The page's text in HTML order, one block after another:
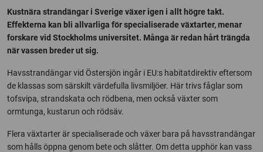
Kustnära strandängar i Sverige växer igen i allt högre takt.
Effekterna kan bli allvarliga för specialiserade växtarter, menar
forskare vid Stockholms universitet. Många är redan hårt trängda
när vassen breder ut sig.
Havsstrandängar vid Östersjön ingår i EU:s habitatdirektiv eftersom
de klassas som särskilt värdefulla livsmiljöer. Här trivs fåglar som
tofsvipa, strandskata och rödbena, men också växter som
ormtunga, kustarun och rödsäv.
Flera växtarter är specialiserade och växer bara på havsstrandängar
som hålls öppna genom bete och slåtter. Om detta upphör kan vass